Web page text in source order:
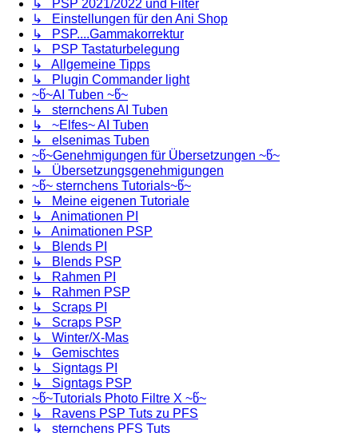
↳ PSP 2021/2022 und Filter
↳ Einstellungen für den Ani Shop
↳ PSP....Gammakorrektur
↳ PSP Tastaturbelegung
↳ Allgemeine Tipps
↳ Plugin Commander light
~წ~AI Tuben ~წ~
↳ sternchens AI Tuben
↳ ~Elfes~ AI Tuben
↳ elsenimas Tuben
~წ~Genehmigungen für Übersetzungen ~წ~
↳ Übersetzungsgenehmigungen
~წ~ sternchens Tutorials~წ~
↳ Meine eigenen Tutoriale
↳ Animationen PI
↳ Animationen PSP
↳ Blends PI
↳ Blends PSP
↳ Rahmen PI
↳ Rahmen PSP
↳ Scraps PI
↳ Scraps PSP
↳ Winter/X-Mas
↳ Gemischtes
↳ Signtags PI
↳ Signtags PSP
~წ~Tutorials Photo Filtre X ~წ~
↳ Ravens PSP Tuts zu PFS
↳ sternchens PFS Tuts